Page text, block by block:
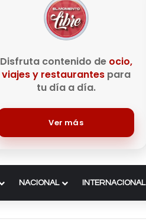
Disfruta contenido de ocio,
viajes y restaurantespara
tu día a día.
Ver más
NACIONAL INTERNACIONAL